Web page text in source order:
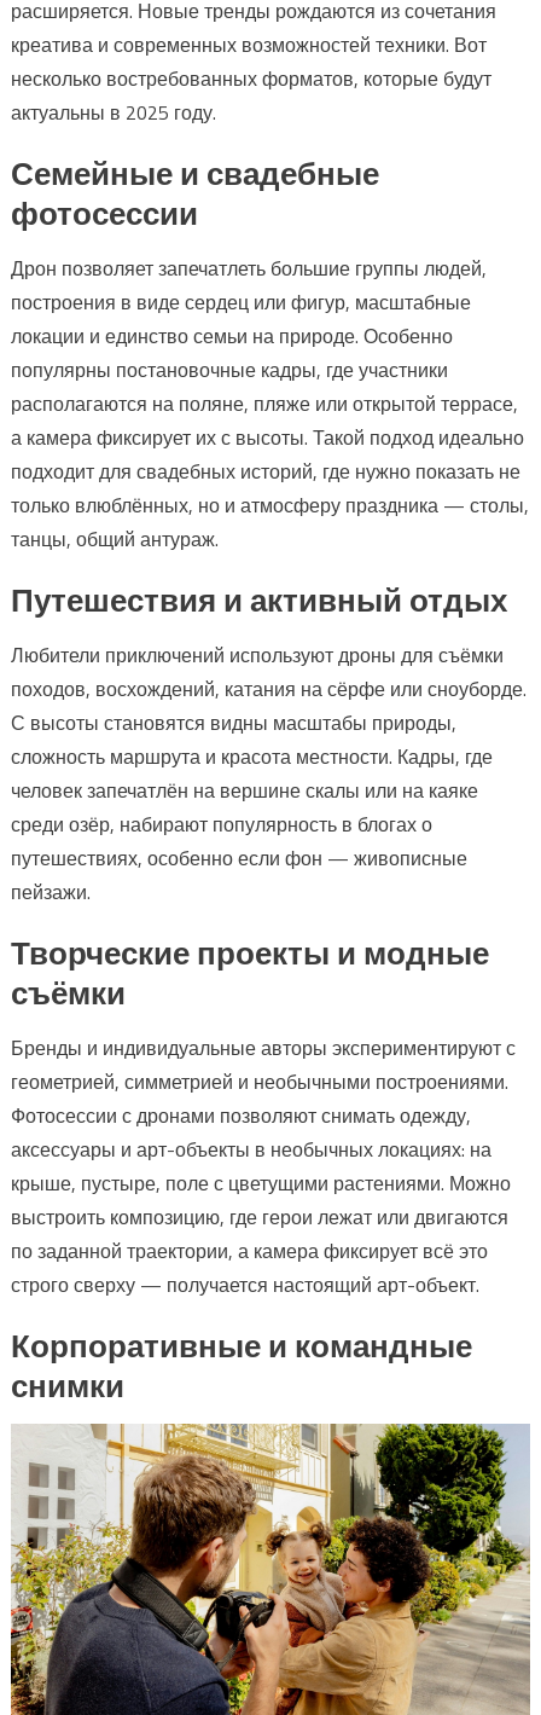
расширяется. Новые тренды рождаются из сочетания
креатива и современных возможностей техники. Вот
несколько востребованных форматов, которые будут
актуальны в 2025 году.
Семейные и свадебные
фотосессии
Дрон позволяет запечатлеть большие группы людей,
построения в виде сердец или фигур, масштабные
локации и единство семьи на природе. Особенно
популярны постановочные кадры, где участники
располагаются на поляне, пляже или открытой террасе,
а камера фиксирует их с высоты. Такой подход идеально
подходит для свадебных историй, где нужно показать не
только влюблённых, но и атмосферу праздника — столы,
танцы, общий антураж.
Путешествия и активный отдых
Любители приключений используют дроны для съёмки
походов, восхождений, катания на сёрфе или сноуборде.
С высоты становятся видны масштабы природы,
сложность маршрута и красота местности. Кадры, где
человек запечатлён на вершине скалы или на каяке
среди озёр, набирают популярность в блогах о
путешествиях, особенно если фон — живописные
пейзажи.
Творческие проекты и модные
съёмки
Бренды и индивидуальные авторы экспериментируют с
геометрией, симметрией и необычными построениями.
Фотосессии с дронами позволяют снимать одежду,
аксессуары и арт-объекты в необычных локациях: на
крыше, пустыре, поле с цветущими растениями. Можно
выстроить композицию, где герои лежат или двигаются
по заданной траектории, а камера фиксирует всё это
строго сверху — получается настоящий арт-объект.
Корпоративные и командные
снимки